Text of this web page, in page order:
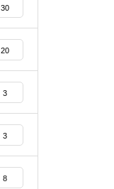
30
20
3
3
8